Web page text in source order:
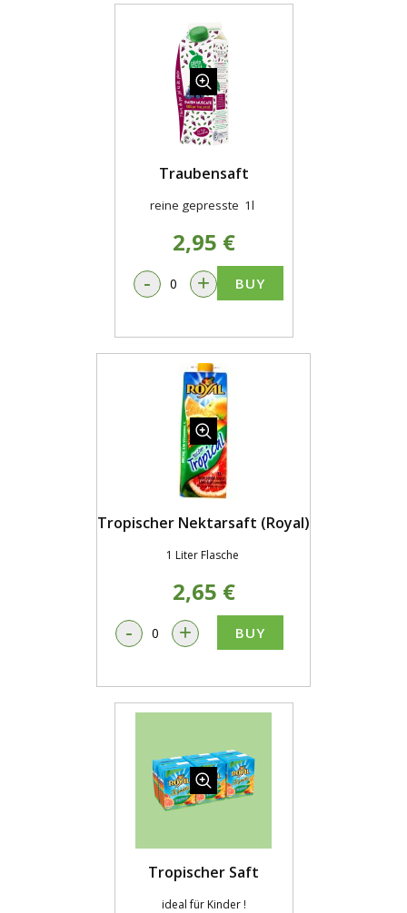
Traubensaft
reine gepresste 1l
2,95 €
- + BUY
Tropischer Nektarsaft (Royal)
1 Liter Flasche
2,65 €
- + BUY
Tropischer Saft
ideal für Kinder !